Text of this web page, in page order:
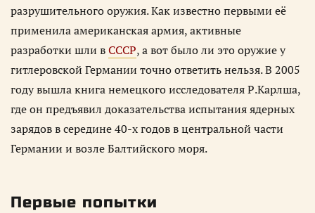
разрушительного оружия. Как известно первыми её
применила американская армия, активные
разработки шли вСССР, а вот было ли это оружие у
гитлеровской Германии точно ответить нельзя. В 2005
году вышла книга немецкого исследователя Р.Карлша,
где он предъявил доказательства испытания ядерных
зарядов в середине 40-х годов в центральной части
Германии и возле Балтийского моря.
Первые попытки